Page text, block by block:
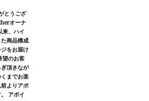
とうござ
オーナ
来、ハイ
商品構成
をお届け
望のお客
頂きなが
までお楽
よりアポ
アポイ